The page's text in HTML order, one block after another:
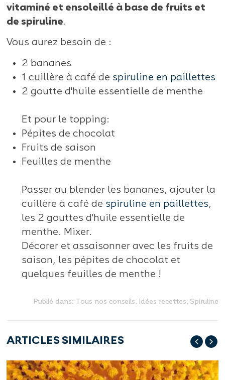
vitaminé et ensoleillé à base de fruits et
de spiruline.
Vous aurez besoin de :
2 bananes
1 cuillère à café de spiruline en paillettes
2 goutte d'huile essentielle de menthe
Et pour le topping:
Pépites de chocolat
Fruits de saison
Feuilles de menthe
Passer au blender les bananes, ajouter la
cuillère à café de spiruline en paillettes,
les 2 gouttes d'huile essentielle de
menthe. Mixer.
Décorer et assaisonner avec les fruits de
saison, les pépites de chocolat et
quelques feuilles de menthe !
Publié dans: Tous nos conseils, Idées recettes, Spiruline
ARTICLES SIMILAIRES